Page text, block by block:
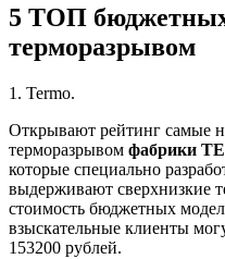
5 ТОП бюджетных
терморазрывом
1. Termo.
Открывают рейтинг самые
терморазрывом фабрики
которые специально
выдерживают сверхнизкие
стоимость бюджетных
взыскательные клиенты
153200 рублей.